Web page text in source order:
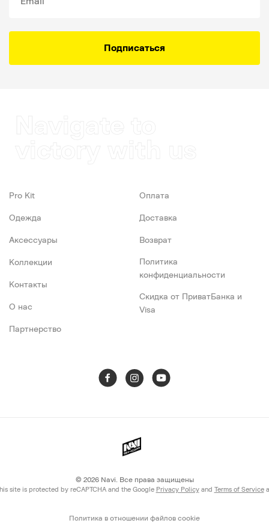
Подписаться
Pro Kit
Одежда
Аксессуары
Коллекции
Контакты
О нас
Партнерство
Оплата
Доставка
Возврат
Политика
конфиденциальности
Скидка от ПриватБанка и
Visa
© 2026 Navi. Все права защищены
site is protected by reCAPTCHA and the Google Privacy Policyand Terms of Service
Политика в отношении файлов cookie